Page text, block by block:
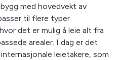
med hovedvekt av
til flere typer
det er mulig å leie alt fra
arealer. I dag er det
leietakere, som